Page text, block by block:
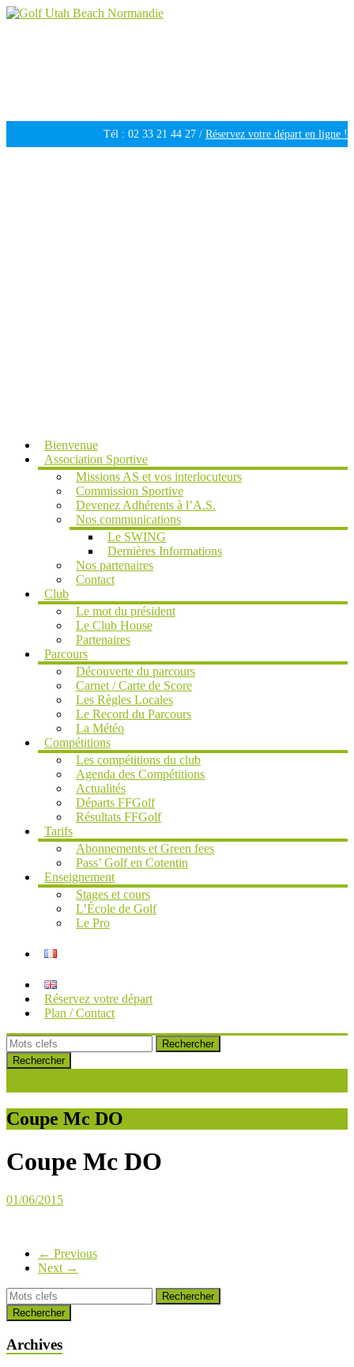
Tél : 02 33 21 44 27 / Réservez votre départ en ligne !
Bienvenue
Association Sportive
Missions AS et vos interlocuteurs
Commission Sportive
Devenez Adhérents à l’A.S.
Nos communications
Le SWING
Dernières Informations
Nos partenaires
Contact
Club
Le mot du président
Le Club House
Partenaires
Parcours
Découverte du parcours
Carnet / Carte de Score
Les Règles Locales
Le Record du Parcours
La Météo
Compétitions
Les compétitions du club
Agenda des Compétitions
Actualités
Départs FFGolf
Résultats FFGolf
Tarifs
Abonnements et Green fees
Pass’ Golf en Cotentin
Enseignement
Stages et cours
L’École de Golf
Le Pro
Réservez votre départ
Plan / Contact
Rechercher
Coupe Mc DO
Coupe Mc DO
01/06/2015
← Previous
Next →
Rechercher
Archives